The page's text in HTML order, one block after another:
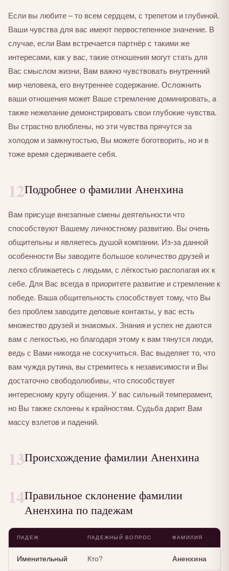
Если вы любите – то всем сердцем, с трепетом и глубиной.
Ваши чувства для вас имеют первостепенное значение. В
случае, если Вам встречается партнёр с такими же
интересами, как у вас, такие отношения могут стать для
Вас смыслом жизни, Вам важно чувствовать внутренний
мир человека, его внутреннее содержание. Осложнить
ваши отношения может Ваше стремление доминировать, а
также нежелание демонстрировать свои глубокие чувства.
Вы страстно влюблены, но эти чувства прячутся за
холодом и замкнутостью, Вы можете боготворить, но и в
тоже время сдерживаете себя.
12Подробнее о фамилии Аненхина
Вам присуще внезапные смены деятельности что
способствуют Вашему личностному развитию. Вы очень
общительны и являетесь душой компании. Из-за данной
особенности Вы заводите большое количество друзей и
легко сближаетесь с людьми, с лёгкостью располагая их к
себе. Для Вас всегда в приоритете развитие и стремление к
победе. Ваша общительность способствует тому, что Вы
без проблем заводите деловые контакты, у вас есть
множество друзей и знакомых. Знания и успех не даются
вам с легкостью, но благодаря этому к вам тянутся люди,
ведь с Вами никогда не соскучиться. Вас выделяет то, что
вам чужда рутина, вы стремитесь к независимости и Вы
достаточно свободолюбивы, что способствует
интересному кругу общения. У вас сильный темперамент,
но Вы также склонны к крайностям. Судьба дарит Вам
массу взлетов и падений.
13Происхождение фамилии Аненхина
14Правильное склонение фамилии
Аненхина по падежам
ПАДЕЖ ПАДЕЖНЫЙ ВОПРОС ФАМИЛИЯ
Именительный Кто? Аненхина